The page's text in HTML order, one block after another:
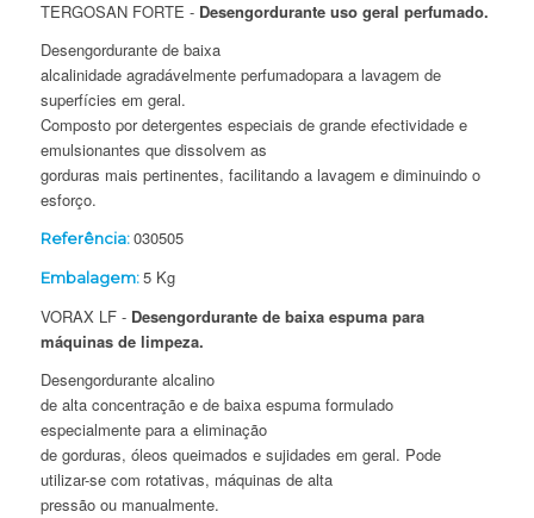
TERGOSAN FORTE - Desengordurante uso geral perfumado.
Desengordurante de baixa
alcalinidade agradávelmente perfumadopara a lavagem de
superfícies em geral.
Composto por detergentes especiais de grande efectividade e
emulsionantes que dissolvem as
gorduras mais pertinentes, facilitando a lavagem e diminuindo o
esforço.
Referência:030505
Embalagem:5 Kg
VORAX LF - Desengordurante de baixa espuma para
máquinas de limpeza.
Desengordurante alcalino
de alta concentração e de baixa espuma formulado
especialmente para a eliminação
de gorduras, óleos queimados e sujidades em geral. Pode
utilizar-se com rotativas, máquinas de alta
pressão ou manualmente.